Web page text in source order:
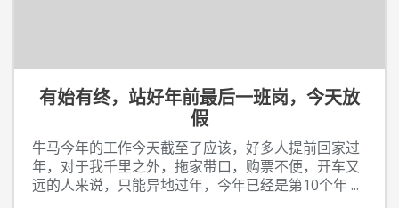
有始有终，站好年前最后一班岗，今天放
假
牛马今年的工作今天截至了应该，好多人提前回家过
年，对于我千里之外，拖家带口，购票不便，开车又
远的人来说，只能异地过年，今年已经是第10个年...